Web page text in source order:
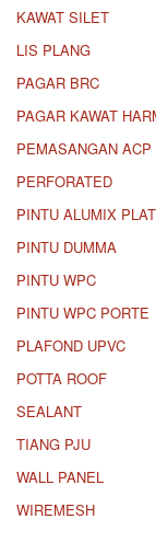
KAWAT SILET
LIS PLANG
PAGAR BRC
PAGAR KAWAT
PEMASANGAN ACP
PERFORATED
PINTU ALUMIX
PINTU DUMMA
PINTU WPC
PINTU WPC PORTE
PLAFOND UPVC
POTTA ROOF
SEALANT
TIANG PJU
WALL PANEL
WIREMESH